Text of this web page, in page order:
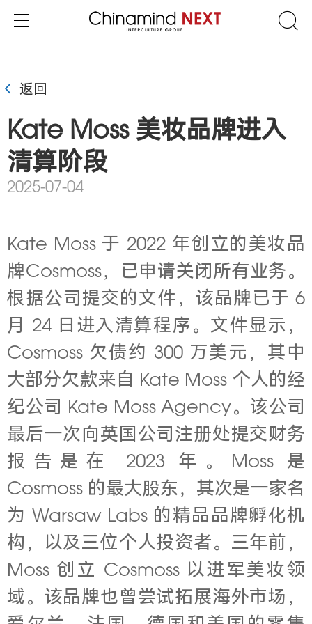
返回
Kate Moss 美妆品牌进入
清算阶段
2025-07-04
Kate Moss 于 2022 年创立的美妆品
牌Cosmoss，已申请关闭所有业务。
根据公司提交的文件，该品牌已于 6
月 24 日进入清算程序。文件显示，
Cosmoss 欠债约 300 万美元，其中
大部分欠款来自 Kate Moss 个人的经
纪公司 Kate Moss Agency。该公司
最后一次向英国公司注册处提交财务
报告是在 2023 年。 Moss 是
Cosmoss 的最大股东，其次是一家名
为 Warsaw Labs 的精品品牌孵化机
构，以及三位个人投资者。三年前，
Moss 创立 Cosmoss 以进军美妆领
域。该品牌也曾尝试拓展海外市场，